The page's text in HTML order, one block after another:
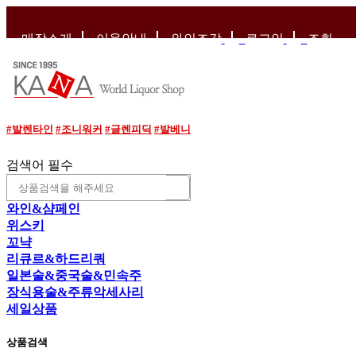
매장소개
이용안내 와인조각 로그인 조회
#발렌타인 #조니워커 #글렌피딕 #발베니
검색어 필수
와인&샴페인
위스키
꼬냑
리큐르&하드리쿼
일본술&중국술&민속주
장식용술&주류악세사리
세일상품
상품검색